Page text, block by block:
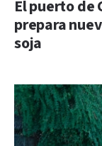
El puerto de
prepara
soja